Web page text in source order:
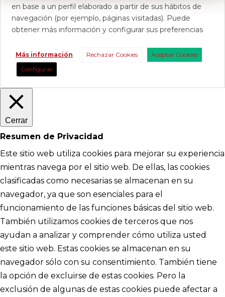
en base a un perfil elaborado a partir de sus hábitos de
navegación (por ejemplo, páginas visitadas). Puede
obtener más información y configurar sus preferencias
Más información Rechazar Cookies
Aceptar Cookies
Configurar
Cerrar
Resumen de Privacidad
Este sitio web utiliza cookies para mejorar su experiencia
mientras navega por el sitio web. De ellas, las cookies
clasificadas como necesarias se almacenan en su
navegador, ya que son esenciales para el
funcionamiento de las funciones básicas del sitio web.
También utilizamos cookies de terceros que nos
ayudan a analizar y comprender cómo utiliza usted
este sitio web. Estas cookies se almacenan en su
navegador sólo con su consentimiento. También tiene
la opción de excluirse de estas cookies. Pero la
exclusión de algunas de estas cookies puede afectar a